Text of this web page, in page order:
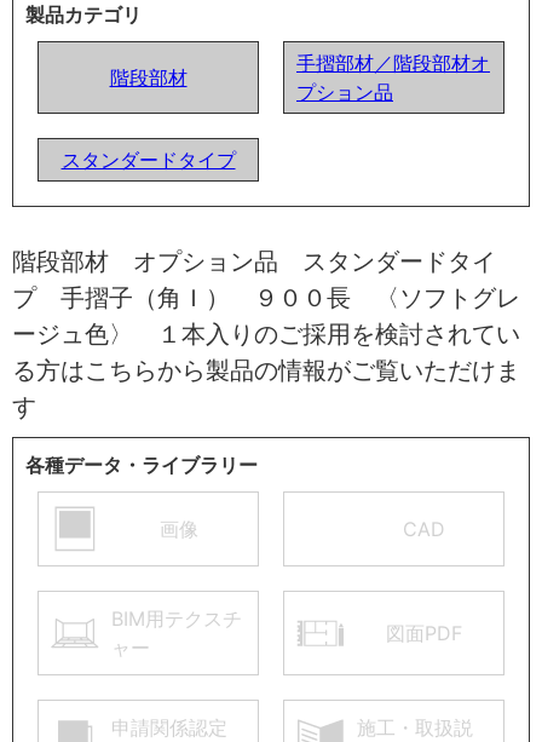
製品カテゴリ
階段部材
手摺部材／階段部材オ
プション品
スタンダードタイプ
階段部材 オプション品 スタンダードタイ
プ 手摺子（角Ｉ） ９００長 〈ソフトグレ
ージュ色〉 １本入りのご採用を検討されてい
る方はこちらから製品の情報がご覧いただけま
す
各種データ・ライブラリー
画像 CAD
BIM用テクスチ
ャー
図面PDF
申請関係認定
施工・取扱説